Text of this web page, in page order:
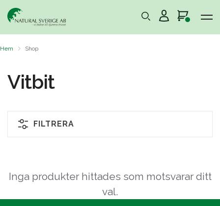
Hem Shop
Vitbit
FILTRERA
Inga produkter hittades som motsvarar ditt
val.